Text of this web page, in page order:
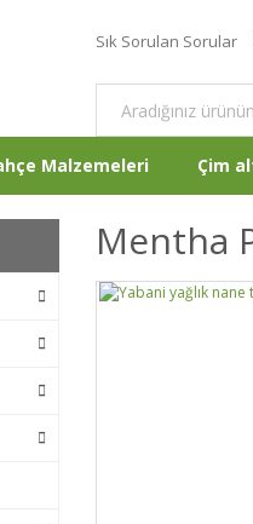
Sık Sorulan Sorular
Malzemeleri Çim
Mentha